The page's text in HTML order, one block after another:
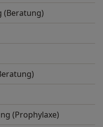
(Beratung)
(Prophylaxe)